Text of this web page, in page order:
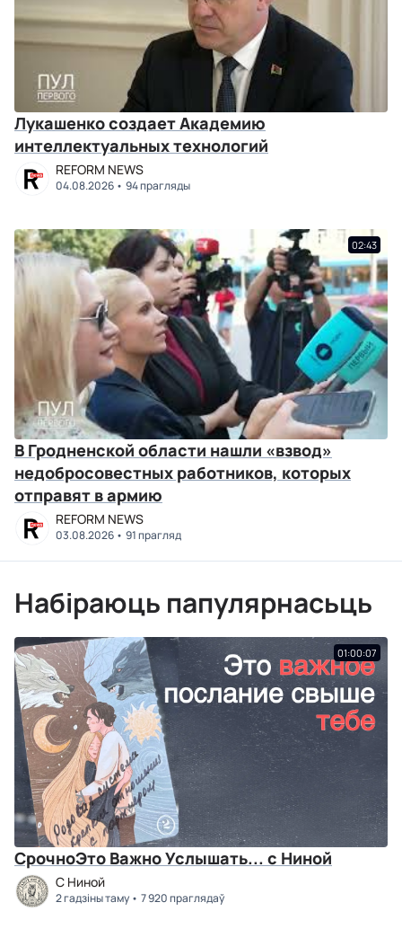
Лукашенко создает Академию
интеллектуальных технологий
REFORM NEWS
04.08.2026 94 прагляды
02:43
В Гродненской области нашли «взвод»
недобросовестных работников, которых
отправят в армию
REFORM NEWS
03.08.2026 91 прагляд
Набіраюць папулярнасьць
01:00:07
СрочноЭто Важно Услышать... с Ниной
C Ниной
2 гадзіны таму 7 920 праглядаў